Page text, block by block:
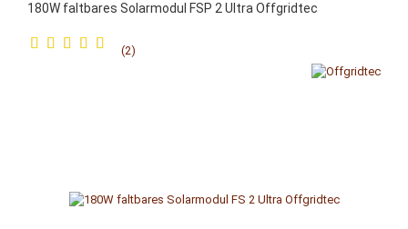
180W falt­ba­res So­lar­mo­dul FSP 2 Ultra Off­grid­tec
2